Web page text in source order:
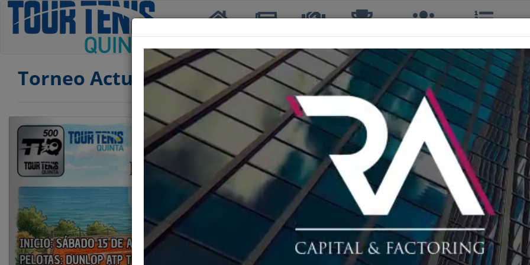
Inicio Noticias TTQ Torneos Interclubes Ranking
Torneo Actual
Anterior Siguiente
Últimas noticias
Finalistas Master 2024 Fotos
A horas de comenzar la temporada 2025,
cada uno de los jugadores que ascendieron
año, a los campeones del master 2024, y a
31/12/2024
2283
MASTER 2022 E INTER REGIONAL
´HIGGINS Fotos